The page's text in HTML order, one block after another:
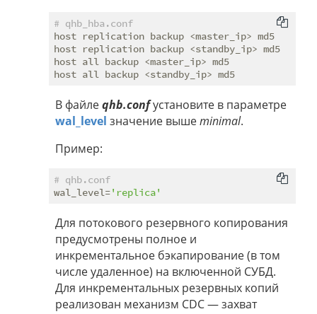
# qhb_hba.conf
host replication backup <master_ip> md5
host replication backup <standby_ip> md5
host all backup <master_ip> md5
В файлеqhb.confустановите в параметре
wal_level значение вышеminimal.
Пример:
# qhb.conf
wal_level='replica'
Для потокового резервного копирования
предусмотрены полное и
инкрементальное бэкапирование (в том
числе удаленное) на включенной СУБД.
Для инкрементальных резервных копий
реализован механизм CDC — захват